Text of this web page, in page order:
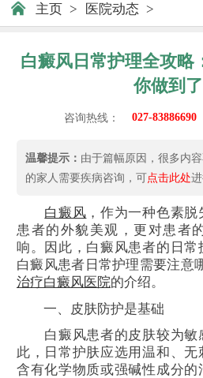
主页 > 医院动态 >
白癜风日常护理全攻略
你做到
咨询热线： 027-83886690
温馨提示： 由于篇幅原因，很多内
的家人需要疾病咨询，可点击此处
白癜风 ，作为一种色素
患者的外貌美观，更对患者
响。因此，白癜风患者的日
白癜风患者日常护理需要注意
治疗白癜风医院的介绍。
一、皮肤防护是基础
白癜风患者的皮肤较为敏
此，日常护肤应选用温和、无
含有化学物质或强碱性成分的